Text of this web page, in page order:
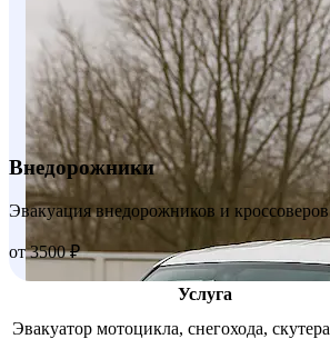
Внедорожники
Эвакуация внедорожников и кроссоверов
от 3500 ₽
Услуга
Эвакуатор мотоцикла, снегохода, скутера